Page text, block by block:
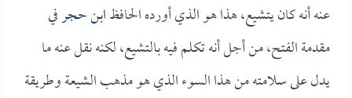
عنه أنه كان يتشيع، هذا هو الذي أورده الحافظابن حجرفي
مقدمة الفتح، من أجل أنه تكلم فيه بالتشيع، لكنه نقل عنه ما
يدل على سلامته من هذا السوء الذي هو مذهب الشيعة وطريقة